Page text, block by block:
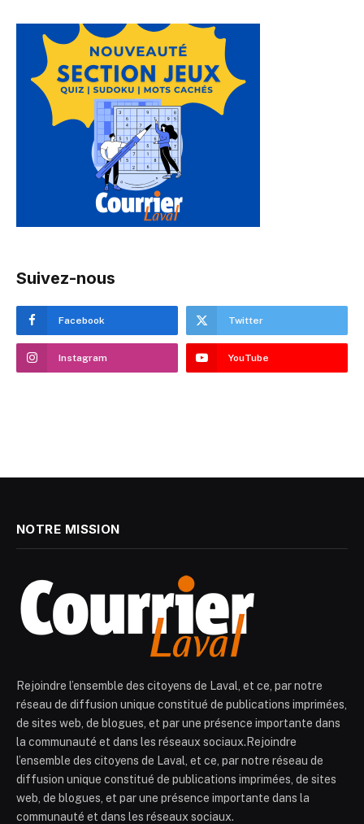
Suivez-nous
Facebook Twitter
Instagram YouTube
NOTRE MISSION
Rejoindre l’ensemble des citoyens de Laval, et ce, par notre
réseau de diffusion unique constitué de publications imprimées,
de sites web, de blogues, et par une présence importante dans
la communauté et dans les réseaux sociaux.Rejoindre
l’ensemble des citoyens de Laval, et ce, par notre réseau de
diffusion unique constitué de publications imprimées, de sites
web, de blogues, et par une présence importante dans la
communauté et dans les réseaux sociaux.